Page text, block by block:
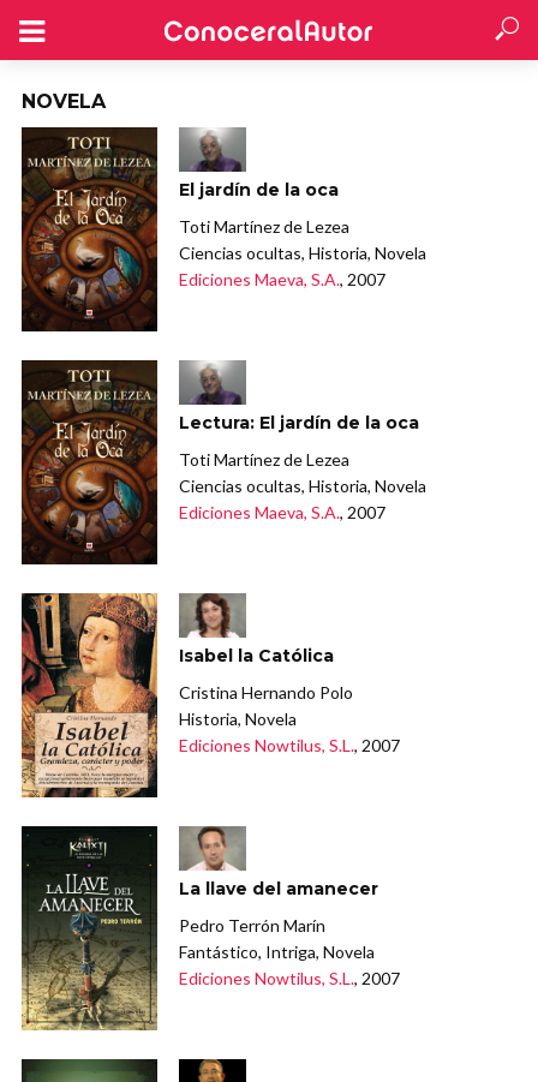
NOVELA
El jardín de la oca
Toti Martínez de Lezea
Ciencias ocultas, Historia, Novela
Ediciones Maeva, S.A., 2007
Lectura: El jardín de la oca
Toti Martínez de Lezea
Ciencias ocultas, Historia, Novela
Ediciones Maeva, S.A., 2007
Isabel la Católica
Cristina Hernando Polo
Historia, Novela
Ediciones Nowtilus, S.L., 2007
La llave del amanecer
Pedro Terrón Marín
Fantástico, Intriga, Novela
Ediciones Nowtilus, S.L., 2007